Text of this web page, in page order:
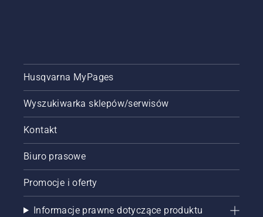
Husqvarna MyPages
Wyszukiwarka sklepów/serwisów
Kontakt
Biuro prasowe
Promocje i oferty
Informacje prawne dotyczące produktu